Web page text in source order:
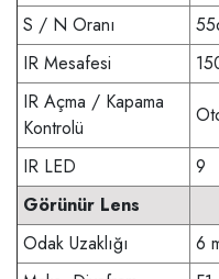
S / N Oranı
IR Mesafesi
IR Açma / Kapama
Kontrolü
IR LED
9
Görünür Lens
Odak Uzaklığı
6